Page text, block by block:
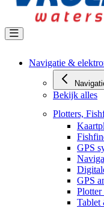
Navigatie &
Bekijk alles
Plotters,
GPS
GPS
Plotter
Tablet